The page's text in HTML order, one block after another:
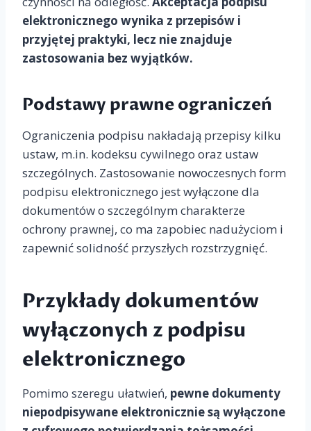
elektronicznego wynika z przepisów i
przyjętej praktyki, lecz nie znajduje
zastosowania bez wyjątków.
Podstawy prawne ograniczeń
Ograniczenia podpisu nakładają przepisy kilku
ustaw, m.in. kodeksu cywilnego oraz ustaw
szczególnych. Zastosowanie nowoczesnych form
podpisu elektronicznego jest wyłączone dla
dokumentów o szczególnym charakterze
ochrony prawnej, co ma zapobiec nadużyciom i
zapewnić solidność przyszłych rozstrzygnięć.
Przykłady dokumentów
wyłączonych z podpisu
elektronicznego
Pomimo szeregu ułatwień, pewne dokumenty
niepodpisywane elektronicznie są wyłączone